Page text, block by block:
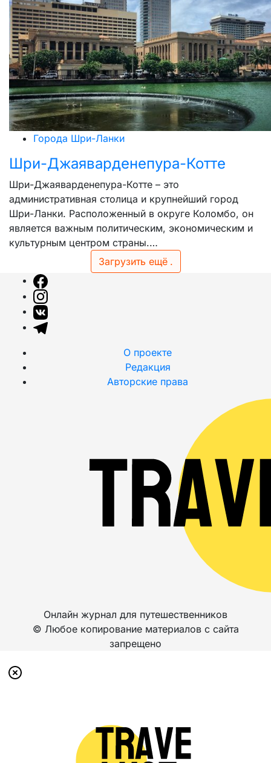
Города Шри-Ланки
Шри-Джаяварденепура-Котте
Шри-Джаяварденепура-Котте – это
административная столица и крупнейший город
Шри-Ланки. Расположенный в округе Коломбо, он
является важным политическим, экономическим и
культурным центром страны.…
Загрузить ещё .
О проекте
Редакция
Авторские права
Онлайн журнал для путешественников
© Любое копирование материалов с сайта
запрещено